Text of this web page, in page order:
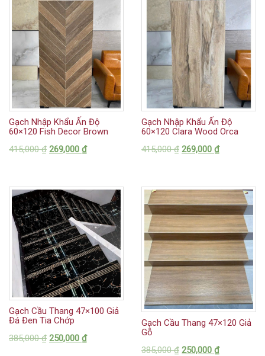
Gạch Nhập Khẩu Ấn Độ
60×120 Fish Decor Brown
415,000₫ 269,000 ₫
Gạch Nhập Khẩu Ấn Độ
60×120 Clara Wood Orca
415,000₫ 269,000 ₫
Gạch Cầu Thang 47×100 Giả
Đá Đen Tia Chớp
385,000₫ 250,000 ₫
Gạch Cầu Thang 47×120 Giả
Gỗ
385,000₫ 250,000 ₫